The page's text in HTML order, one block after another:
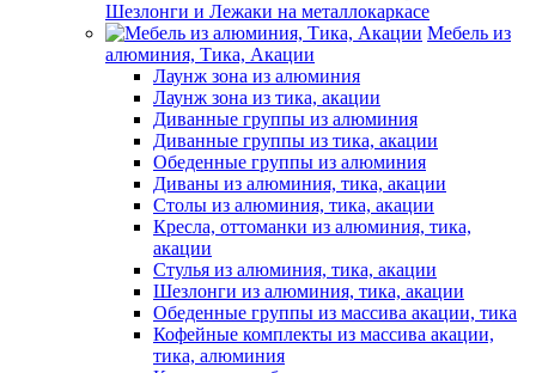
Шезлонги и Лежаки на металлокаркасе
Мебель из
алюминия, Тика, Акации
Лаунж зона из алюминия
Лаунж зона из тика, акации
Диванные группы из алюминия
Диванные группы из тика, акации
Обеденные группы из алюминия
Диваны из алюминия, тика, акации
Столы из алюминия, тика, акации
Кресла, оттоманки из алюминия, тика,
акации
Стулья из алюминия, тика, акации
Шезлонги из алюминия, тика, акации
Обеденные группы из массива акации, тика
Кофейные комплекты из массива акации,
тика, алюминия